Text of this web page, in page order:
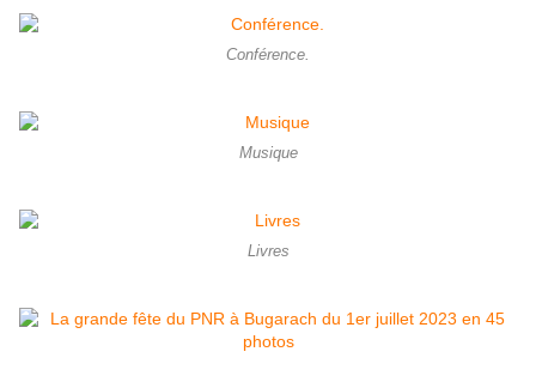
Conférence.
Musique
Livres